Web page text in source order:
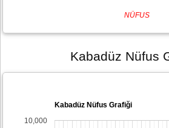
NÜFUS
Kabadüz Nüfus
Kabadüz Nüfus Grafiği
10,000